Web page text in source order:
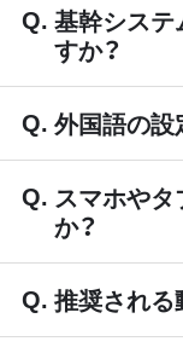
基幹システ
すか？
外国語の設
スマホや
か？
推奨される